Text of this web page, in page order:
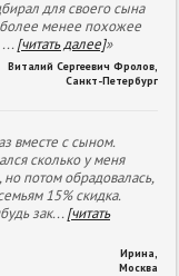
для своего сына
более менее похожее
...[читать далее]»
Виталий Сергеевич Фролов
Санкт-Петербург
вместе с сыном.
сколько у меня
потом обрадовалась,
15% скидка.
зак...[читать
Ирина
Москва